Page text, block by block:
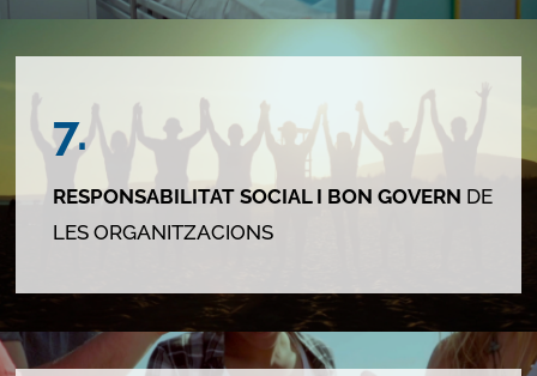
7.
RESPONSABILITAT SOCIAL I BON GOVERN DE
LES ORGANITZACIONS